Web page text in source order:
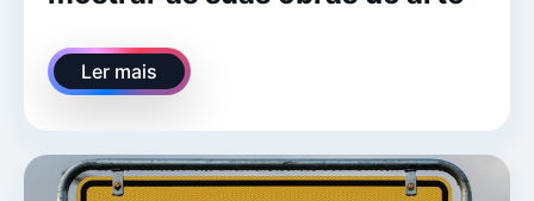
Ler mais